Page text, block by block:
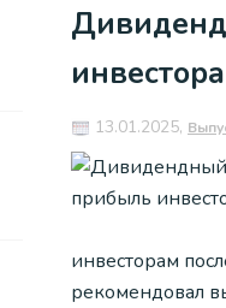
13.01.2025,
инвесторам
рекомендовал